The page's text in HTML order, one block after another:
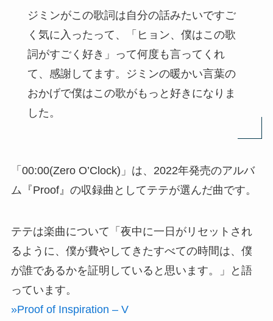
ジミンがこの歌詞は自分の話みたいですご
く気に入ったって、「ヒョン、僕はこの歌
詞がすごく好き」って何度も言ってくれ
て、感謝してます。ジミンの暖かい言葉の
おかげで僕はこの歌がもっと好きになりま
した。
「00:00(Zero O’Clock)」は、2022年発売のアルバ
ム『Proof』の収録曲としてテテが選んだ曲です。
テテは楽曲について「夜中に一日がリセットされ
るように、僕が費やしてきたすべての時間は、僕
が誰であるかを証明していると思います。」と語
っています。
»Proof of Inspiration – V